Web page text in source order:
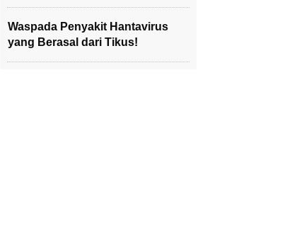
Waspada Penyakit Hantavirus
yang Berasal dari Tikus!